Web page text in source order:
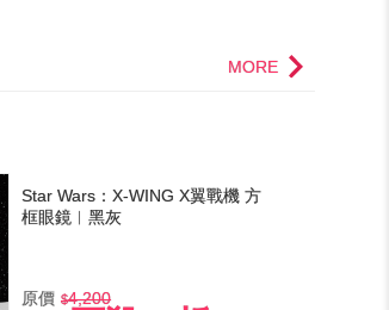
MORE
Star Wars：X-WING X翼戰機 方
框眼鏡︱黑灰
原價
4,200